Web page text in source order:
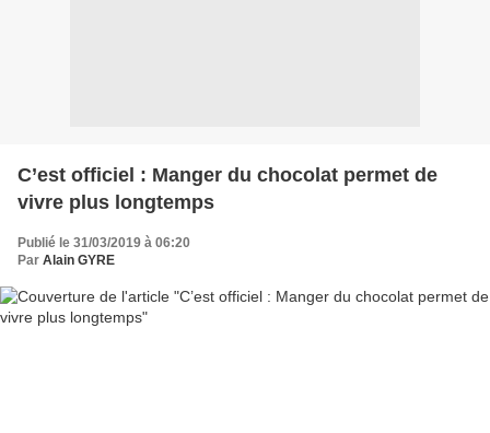
C’est officiel : Manger du chocolat permet de
vivre plus longtemps
Publié le 31/03/2019 à 06:20
Par Alain GYRE